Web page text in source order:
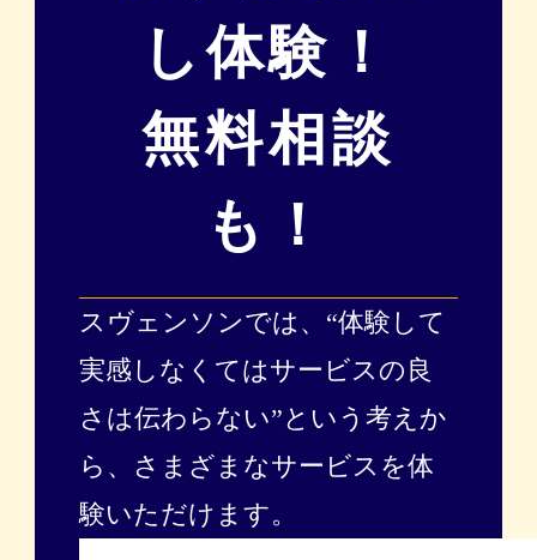
し体験！
無料相談
も！
スヴェンソンでは、“体験して
実感しなくてはサービスの良
さは伝わらない”という考えか
ら、
さまざまなサービスを体
験いただけます。